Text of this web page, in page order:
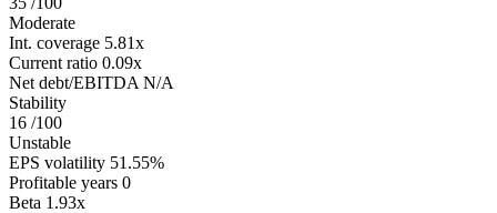
Moderate
Int. coverage 5.81x
Current ratio 0.09x
Net debt/EBITDA N/A
Stability
16 /100
Unstable
EPS volatility 51.55%
Profitable years 0
Beta 1.93x